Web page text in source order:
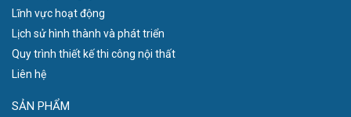
Lĩnh vực hoạt động
Lịch sử hình thành và phát triển
Quy trình thiết kế thi công nội thất
Liên hệ
SẢN PHẨM